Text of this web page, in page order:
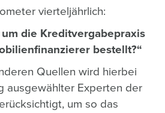
vierteljährlich:
die Kreditvergabepraxis
bestellt?“
Quellen wird hierbei
ausgewählter Experten der
um so das